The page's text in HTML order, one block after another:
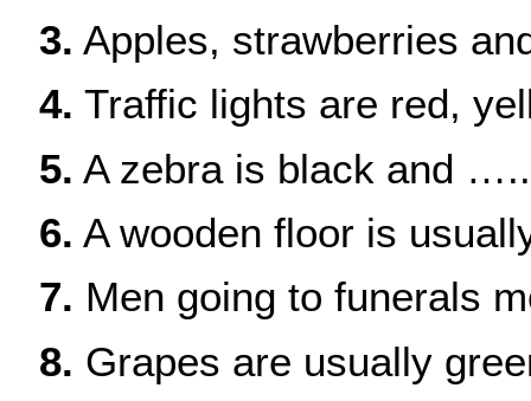
3. Apples, strawberries
4. Traffic lights are red,
5. A zebra is black and …..
6. A wooden floor is
7. Men going to funerals
8. Grapes are usually